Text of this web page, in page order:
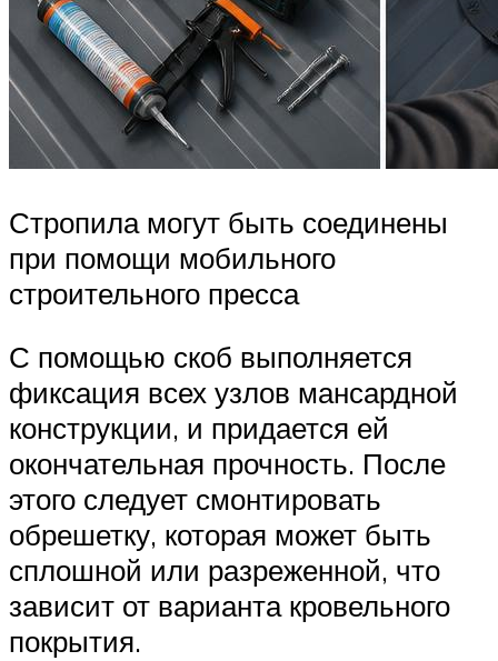
Стропила могут быть соединены
при помощи мобильного
строительного пресса
С помощью скоб выполняется
фиксация всех узлов мансардной
конструкции, и придается ей
окончательная прочность. После
этого следует смонтировать
обрешетку, которая может быть
сплошной или разреженной, что
зависит от варианта кровельного
покрытия.